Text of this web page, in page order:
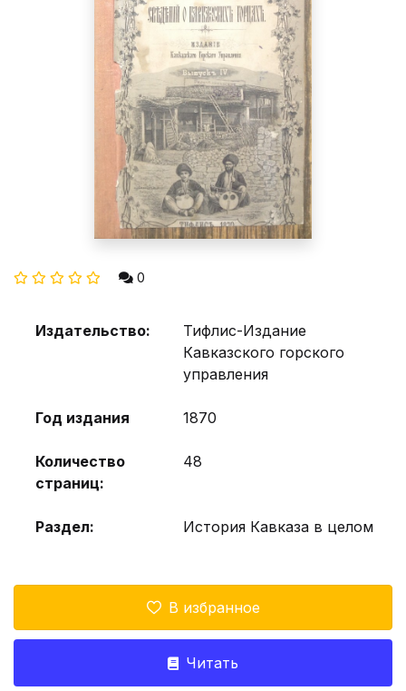
0
Издательство:
Тифлис-Издание
Кавказского горского
управления
Год издания 1870
Количество
страниц:
48
Раздел: История Кавказа в целом
В избранное
Читать